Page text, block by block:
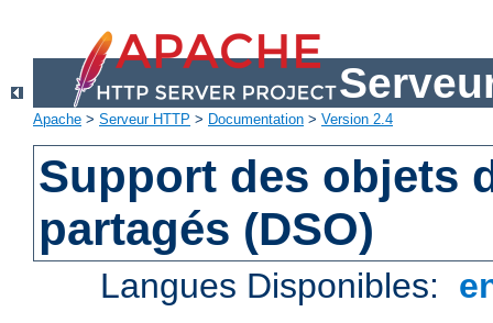
Apache > Serveur HTTP > Documentation > Version 2.4
Support des objets
partagés (DSO)
Langues Disponibles: